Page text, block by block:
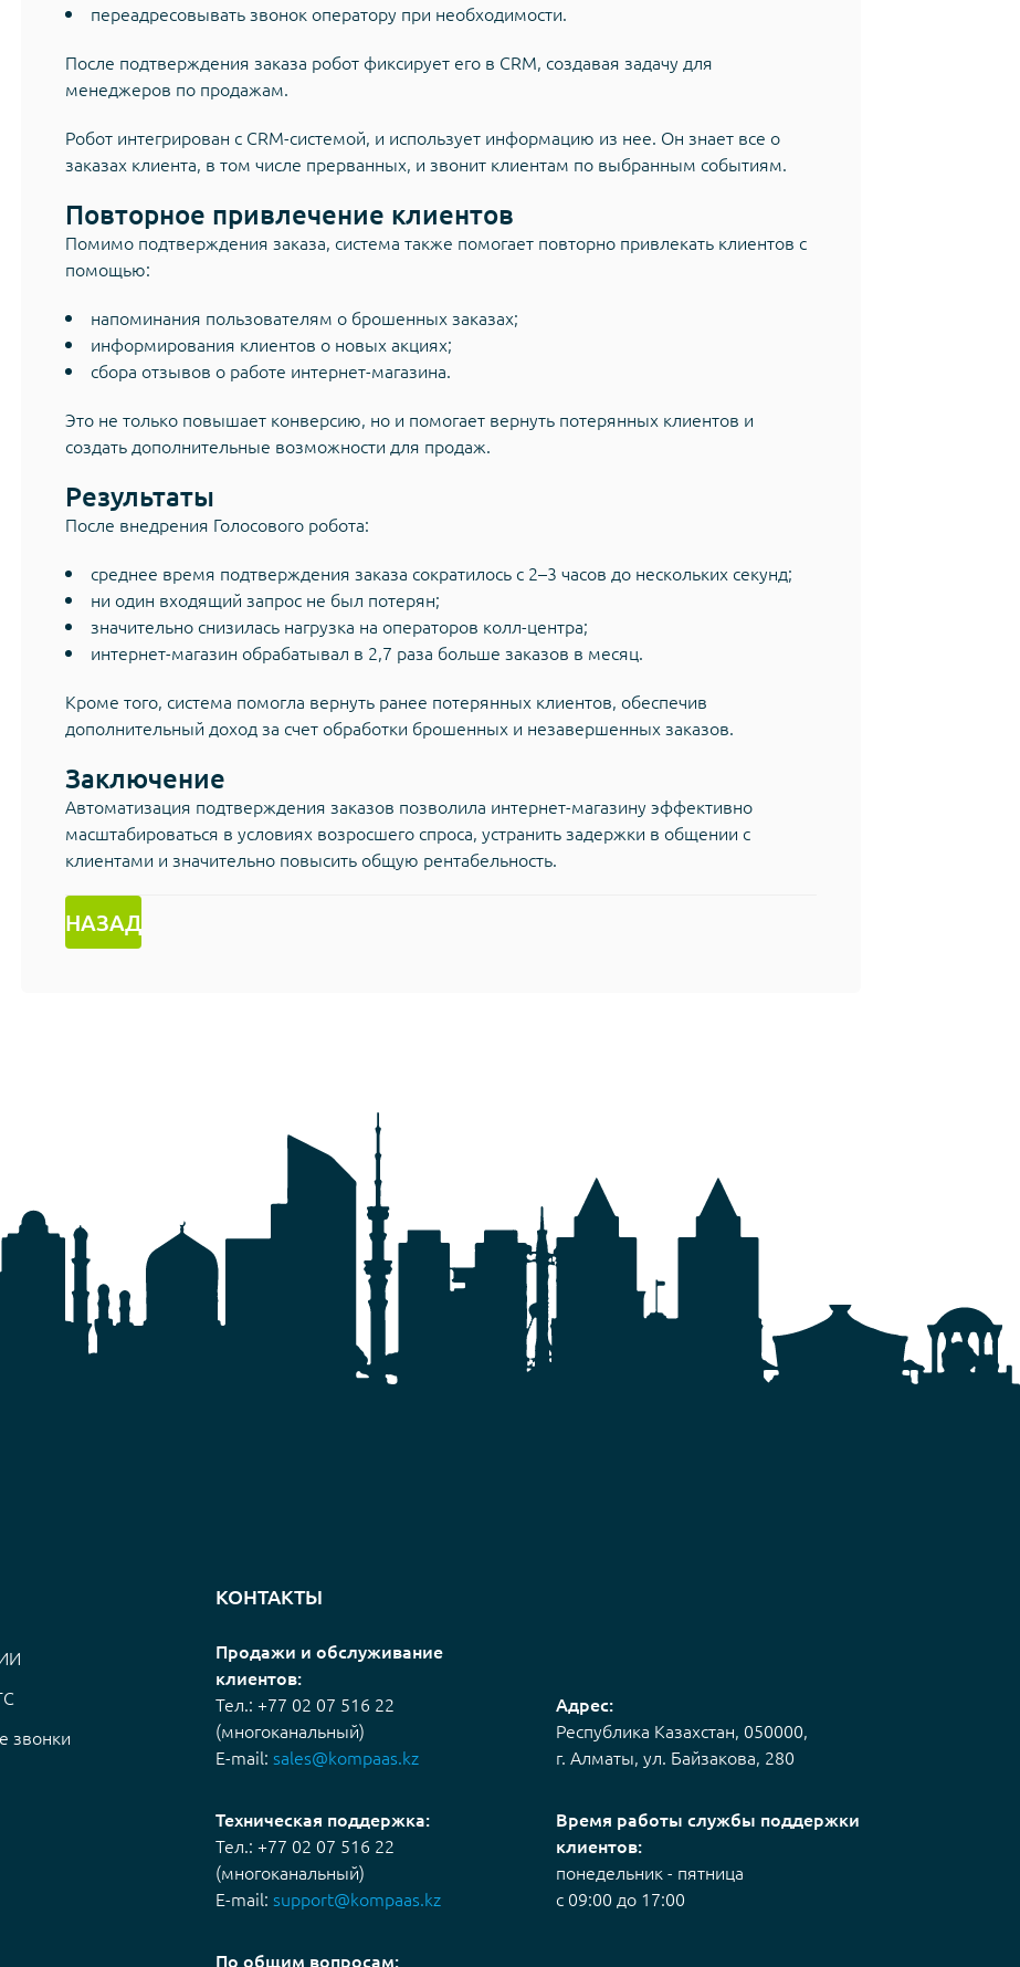
переадресовывать звонок оператору при необходимости.
После подтверждения заказа робот фиксирует его в CRM, создавая задачу для
менеджеров по продажам.
Робот интегрирован с CRM-системой, и использует информацию из нее. Он знает все о
заказах клиента, в том числе прерванных, и звонит клиентам по выбранным событиям.
Повторное привлечение клиентов
Помимо подтверждения заказа, система также помогает повторно привлекать клиентов с
помощью:
напоминания пользователям о брошенных заказах;
информирования клиентов о новых акциях;
сбора отзывов о работе интернет-магазина.
Это не только повышает конверсию, но и помогает вернуть потерянных клиентов и
создать дополнительные возможности для продаж.
Результаты
После внедрения Голосового робота:
среднее время подтверждения заказа сократилось с 2–3 часов до нескольких секунд;
ни один входящий запрос не был потерян;
значительно снизилась нагрузка на операторов колл-центра;
интернет-магазин обрабатывал в 2,7 раза больше заказов в месяц.
Кроме того, система помогла вернуть ранее потерянных клиентов, обеспечив
дополнительный доход за счет обработки брошенных и незавершенных заказов.
Заключение
Автоматизация подтверждения заказов позволила интернет-магазину эффективно
масштабироваться в условиях возросшего спроса, устранить задержки в общении с
клиентами и значительно повысить общую рентабельность.
НАЗАД
звонки
КОНТАКТЫ
Продажи и обслуживание
клиентов:
Тел.: +77 02 07 516 22
(многоканальный)
E-mail: sales@kompaas.kz
Техническая поддержка:
Тел.: +77 02 07 516 22
(многоканальный)
E-mail: support@kompaas.kz
По общим вопросам:
Адрес:
Республика Казахстан, 050000,
г. Алматы, ул. Байзакова, 280
Время работы службы поддержки
клиентов:
понедельник - пятница
с 09:00 до 17:00